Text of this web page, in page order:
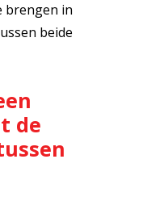
brengen in
beide
de